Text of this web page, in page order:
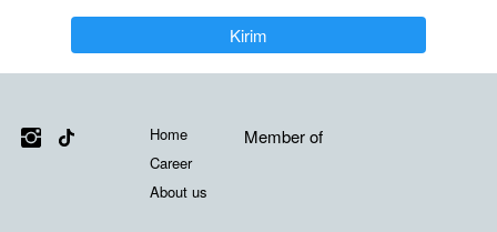
`Kirim
Home
Career
About us
Member of